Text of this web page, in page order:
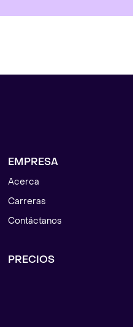
EMPRESA
Acerca
Carreras
Contáctanos
PRECIOS